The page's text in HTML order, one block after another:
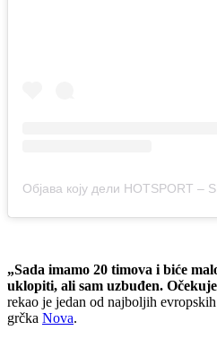
„Sada imamo 20 timova i biće
uklopiti, ali sam uzbuđen.
rekao je jedan od najboljih
grčka Nova.